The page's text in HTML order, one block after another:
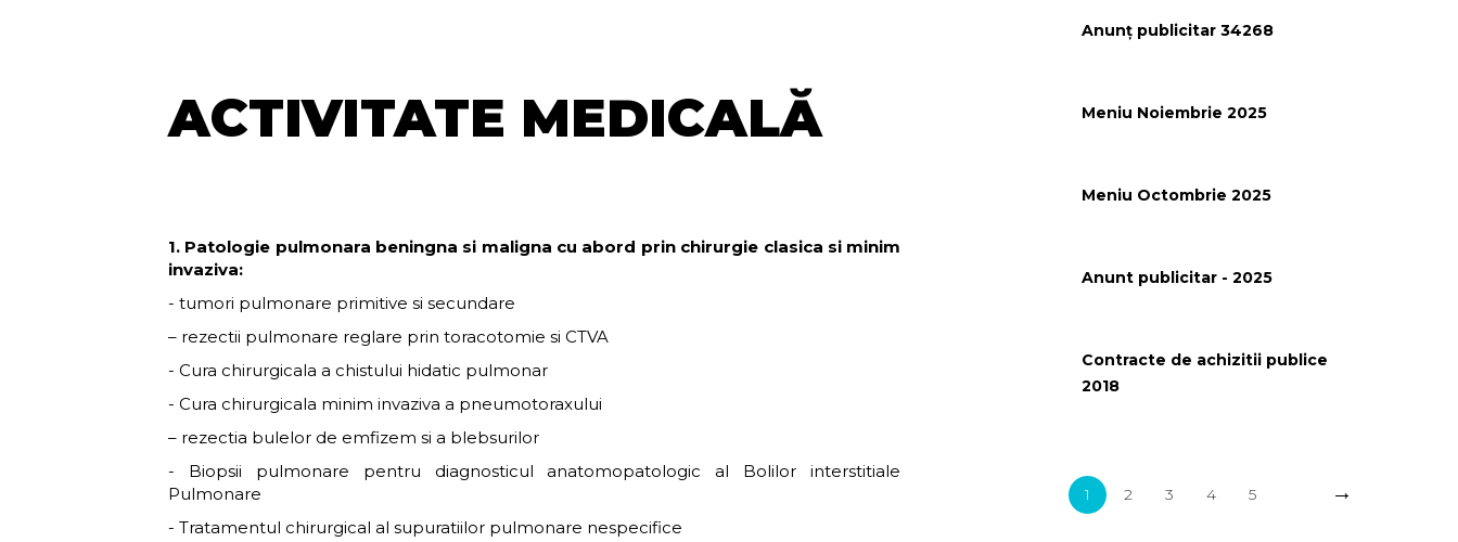
ACTIVITATE MEDICALĂ
1. Patologie pulmonara beningna si maligna cu abord prin chirurgie clasica si minim
invaziva:
- tumori pulmonare primitive si secundare
– rezectii pulmonare reglare prin toracotomie si CTVA
- Cura chirurgicala a chistului hidatic pulmonar
- Cura chirurgicala minim invaziva a pneumotoraxului
– rezectia bulelor de emfizem si a blebsurilor
- Biopsii pulmonare pentru diagnosticul anatomopatologic al Bolilor interstitiale
Pulmonare
- Tratamentul chirurgical al supuratiilor pulmonare nespecifice
Anunț publicitar 34268
Meniu Noiembrie 2025
Meniu Octombrie 2025
Anunt publicitar - 2025
Contracte de achizitii publice
2018
1 2 3 4 5 →